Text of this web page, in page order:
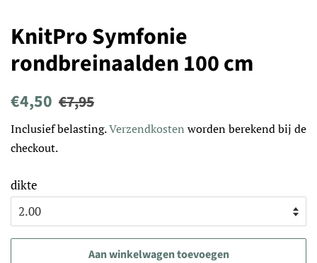
KnitPro Symfonie
rondbreinaalden 100 cm
Normale
€4,50 Aanbiedingsprijs
€7,95
Inclusief belasting.Verzendkosten worden berekend bij de
checkout.
dikte
Aan winkelwagen toevoegen